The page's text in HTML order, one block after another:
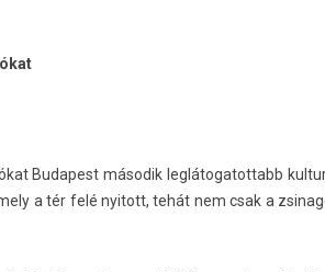
Budapest második leg­látogatot­tabb
a tér felé nyitott, tehát nem csak a